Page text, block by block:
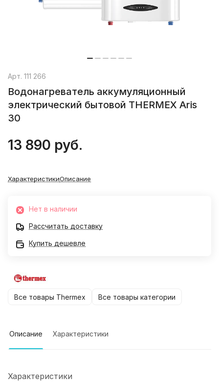
Арт. 111 266
Водонагреватель аккумуляционный
электрический бытовой THERMEX Aris
30
13 890 руб.
ХарактеристикиОписание
Нет в наличии
Рассчитать доставку
Купить дешевле
Все товары Thermex Все товары категории
Описание Характеристики
Характеристики